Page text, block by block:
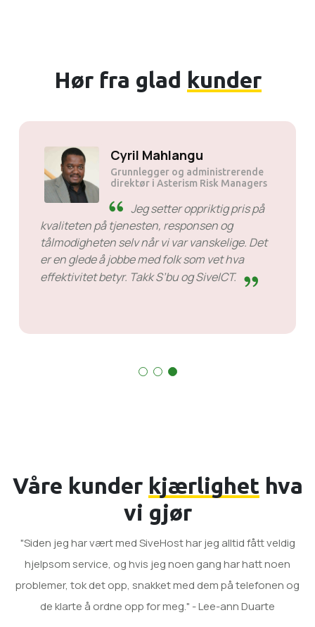
Hør fra glad kunder
Kumra JP tau
Grunnlegger
så gode som tjenesteleverandører at jeg
ganger glemmer dem fordi alt fungerer.
Våre kunder kjærlighet hva
vi gjør
"Siden jeg har vært med SiveHost har jeg alltid fått veldig
hjelpsom service, og hvis jeg noen gang har hatt noen
problemer, tok det opp, snakket med dem på telefonen og
de klarte å ordne opp for meg." - Lee-ann Duarte